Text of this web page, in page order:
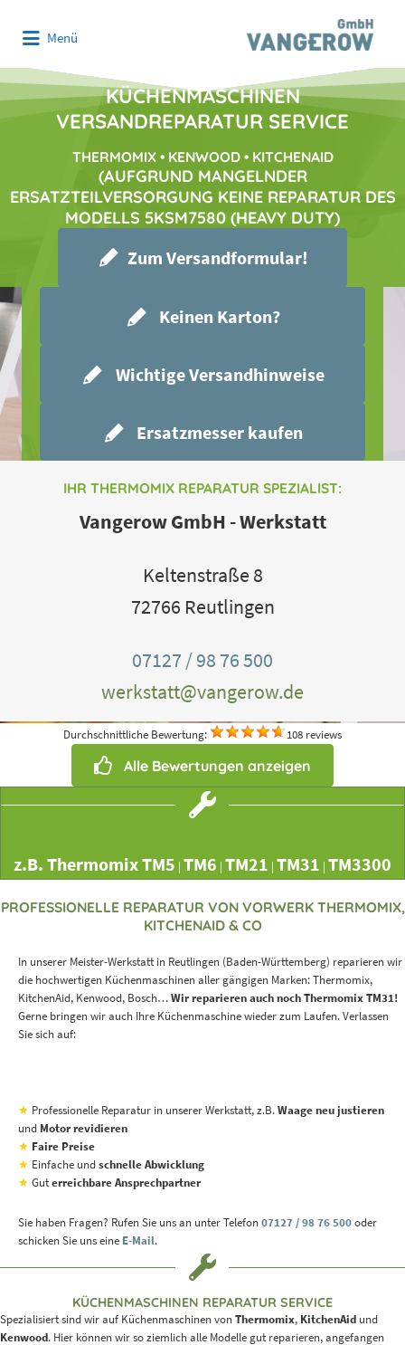
Menü
KÜCHENMASCHINEN
VERSANDREPARATUR SERVICE
THERMOMIX • KENWOOD • KITCHENAID
(AUFGRUND MANGELNDER
ERSATZTEILVERSORGUNG KEINE REPARATUR DES
MODELLS 5KSM7580 (HEAVY DUTY)
Zum Versandformular!
Keinen Karton?
Wichtige Versandhinweise
Ersatzmesser kaufen
IHR THERMOMIX REPARATUR SPEZIALIST:
Vangerow GmbH - Werkstatt
Keltenstraße 8
72766 Reutlingen
07127 / 98 76 500
werkstatt@vangerow.de
Durchschnittliche Bewertung: 108 reviews
Alle Bewertungen anzeigen
z.B. Thermomix TM5 | TM6 | TM21 | TM31 | TM3300
PROFESSIONELLE REPARATUR VON VORWERK THERMOMIX,
KITCHENAID & CO
In unserer Meister-Werkstatt in Reutlingen (Baden-Württemberg) reparieren wir
die hochwertigen Küchenmaschinen aller gängigen Marken: Thermomix,
KitchenAid, Kenwood, Bosch…Wir reparieren auch noch Thermomix TM31!
Gerne bringen wir auch Ihre Küchenmaschine wieder zum Laufen. Verlassen
Sie sich auf:
★ Professionelle Reparatur in unserer Werkstatt, z.B.Waage neu justieren
und Motor revidieren
★ Faire Preise
★ Einfache undschnelle Abwicklung
★ Guterreichbare Ansprechpartner
Sie haben Fragen? Rufen Sie uns an unter Telefon07127 / 98 76 500oder
schicken Sie uns eine E-Mail.
KÜCHENMASCHINEN REPARATUR SERVICE
Spezialisiert sind wir auf Küchenmaschinen vonThermomix, KitchenAid und
Kenwood. Hier können wir so ziemlich alle Modelle gut reparieren, angefangen